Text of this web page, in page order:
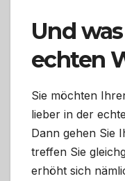
Und
echten
Sie möchten
lieber in der
Dann gehen Sie
treffen Sie
erhöht sich